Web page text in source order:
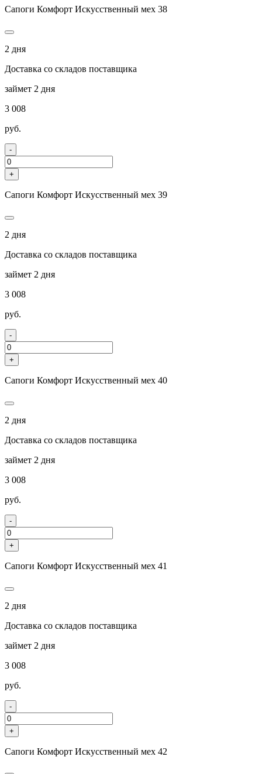
Сапоги Комфорт Искусственный мех 38
2 дня
Доставка со складов поставщика
займет 2 дня
3 008
руб.
-
+
Сапоги Комфорт Искусственный мех 39
2 дня
Доставка со складов поставщика
займет 2 дня
3 008
руб.
-
+
Сапоги Комфорт Искусственный мех 40
2 дня
Доставка со складов поставщика
займет 2 дня
3 008
руб.
-
+
Сапоги Комфорт Искусственный мех 41
2 дня
Доставка со складов поставщика
займет 2 дня
3 008
руб.
-
+
Сапоги Комфорт Искусственный мех 42